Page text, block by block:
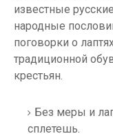
известные русские
народные
поговорки о
традиционной
крестьян.
Без меры и
сплетешь.